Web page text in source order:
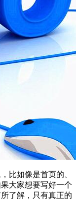
比如像是首页的、
大家想要写好一个
了解，只有真正的